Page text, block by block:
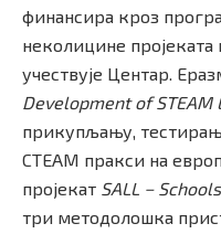
финансира кроз
неколицине пројеката
учествује Центар.
Development of STEAM
прикупљању,
СТЕАМ пракси на
пројекат SALL −
три методолошка